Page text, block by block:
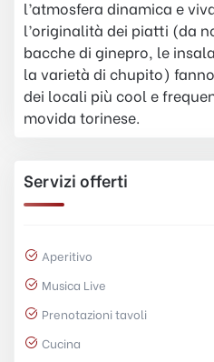
l’atmosfera dinamica e
l’originalità dei piatti (da
bacche di ginepro, le
la varietà di chupito)
dei locali più cool e
movida torinese.
Servizi offerti
Aperitivo
Musica Live
Prenotazioni tavoli
Cucina